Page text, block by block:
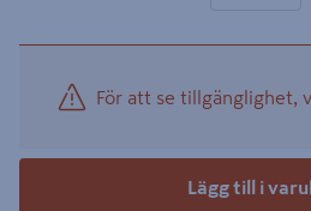
För att se tillgänglighet,
Lägg till i